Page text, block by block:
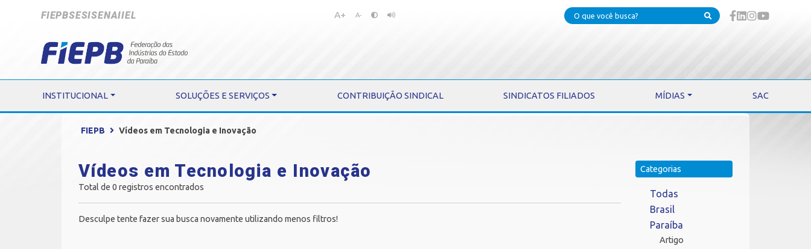
FIEPBSESISENAIIEL
Pular
Pular
A+ A-
INSTITUCIONAL SOLUÇÕES E SERVIÇOS CONTRIBUIÇÃO SINDICAL SINDICATOS FILIADOS MÍDIAS SAC
FIEPB Vídeos em Tecnologia e Inovação
Vídeos em Tecnologia e Inovação
Total de 0 registros encontrados
Desculpe tente fazer sua busca novamente utilizando menos filtros!
Categorias
Todas
Brasil
Paraíba
Artigo